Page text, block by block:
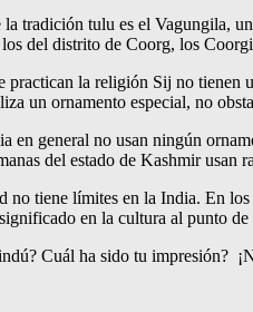
la tradición tulu es el Vagungila,
del distrito de Coorg, los
practican la religión Sij no
un ornamento especial, no
en general no usan ningún
del estado de Kashmir usan
no tiene límites en la India. En
en la cultura al punto
Cuál ha sido tu impresión?